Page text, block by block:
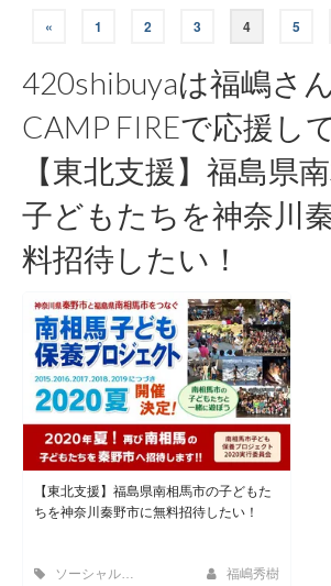
投
稿
ナ
ビ
ゲ
ー
シ
ョ
ン
« 1 2 3 4 5
420shibuyaは福嶋さ
CAMP FIREで応援し
【東北支援】福島県
子どもたちを神奈川
料招待したい！